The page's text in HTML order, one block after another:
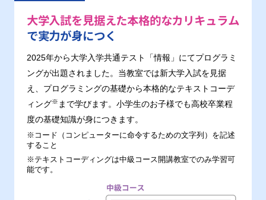
大学入試を見据えた本格的なカリキュラム
で実力が身につく
2025年から大学入学共通テスト「情報」にてプログラミ
ングが出題されました。当教室では新大学入試を見据
え、プログラミングの基礎から本格的なテキストコーデ
ィング※ まで学びます。小学生のお子様でも高校卒業程
度の基礎知識が身につきます。
※コード（コンピューターに命令するための文字列）を記述
すること
※テキストコーディングは中級コース開講教室でのみ学習可
能です。